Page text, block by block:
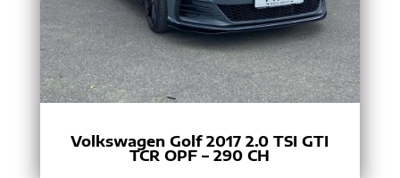
Volkswagen Golf 2017 2.0 TSI GTI
TCR OPF – 290 CH